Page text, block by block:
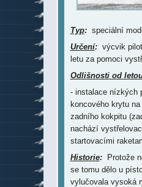
Typ:speciální
Určení:výcvik
letu za pomoci
Odlišnosti od
- instalace nízkých
koncového krytu
zadního kokpitu
nachází
startovacími
Historie:Protože
se tomu dělo u
vylučovala vysoká